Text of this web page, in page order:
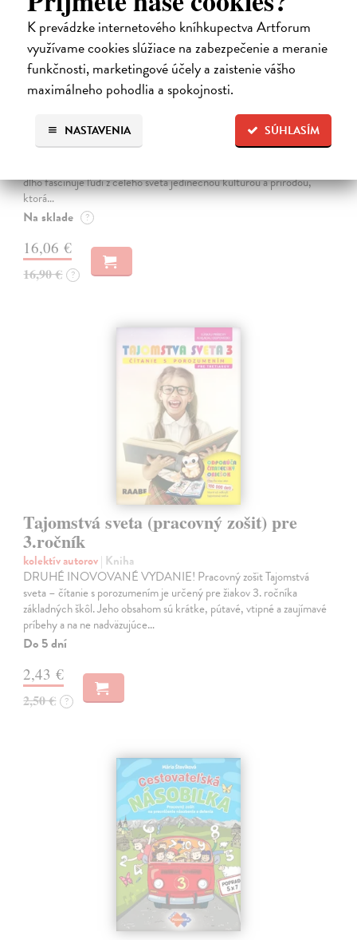
K prevádzke internetového kníhkupectva Artforum
využívame cookies slúžiace na zabezpečenie a meranie
funkčnosti, marketingové účely a zaistenie vášho
maximálneho pohodlia a spokojnosti.
SÚHLASÍM
NASTAVENIA
Japonsko. Krajina vychádzajúceho slnka
Pauluth Josephine, Bohnke Christin
V tejto nádherne ilustrovanej publikácii spoznáte japonské zvyky,
dlho fascinuje ľudí z celého sveta jedinečnou kultúrou a prírodou,
ktorá…
Na sklade ?
16,06 €
16,90 € ?
Tajomstvá sveta (pracovný zošit) pre
3.ročník
kolektív autorov| Kniha
DRUHÉ INOVOVANÉ VYDANIE! Pracovný zošit Tajomstvá
sveta – čítanie s porozumením je určený pre žiakov 3. ročníka
základných škôl. Jeho obsahom sú krátke, pútavé, vtipné a zaujímavé
príbehy a na ne nadväzujúce…
Do 5 dní
2,43 €
2,50 € ?